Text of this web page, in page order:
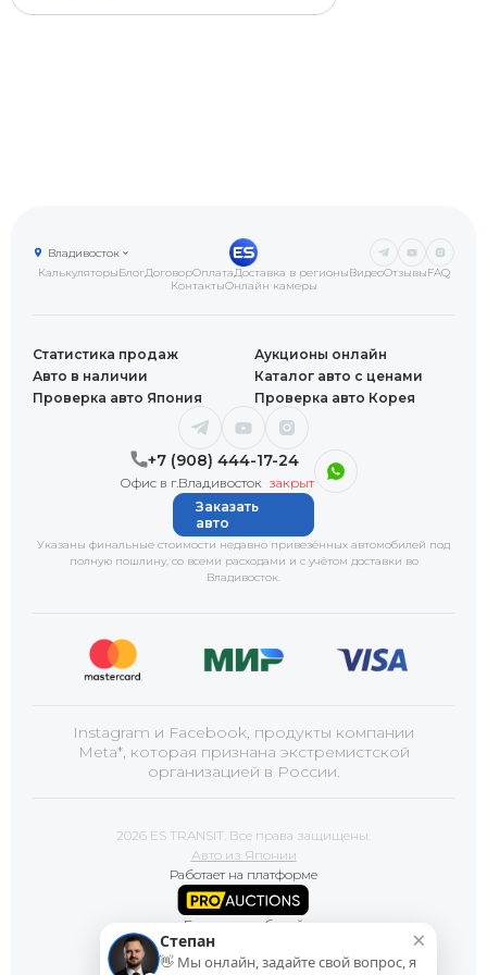
КалькуляторыБлогДоговорОплатаДоставка в регионыВидеоОтзывыFAQ
КонтактыОнлайн камеры
Владивосток
+7 (908) 444-17-24
Офис в г.Владивосток закрыт
Статистика продаж
Аукционы онлайн
Авто в наличии
Каталог авто с ценами
Проверка авто Япония
Проверка авто Корея
Указаны финальные стоимости недавно привезённых автомобилей под
полную пошлину, со всеми расходами и с учётом доставки во
Владивосток.
Заказать
авто
Instagram и Facebook, продукты компании
Meta*, которая признана экстремистской
организацией в России.
2026 ES TRANSIT. Все права защищены.
Авто из Японии
Работает на платформе
Базы автомобилей ×
Степан
👋 Мы онлайн, задайте свой вопрос, я